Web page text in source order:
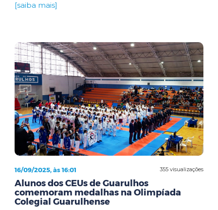
[saiba mais]
355 visualizações
16/09/2025, às 16:01
Alunos dos CEUs de Guarulhos
comemoram medalhas na Olimpíada
Colegial Guarulhense